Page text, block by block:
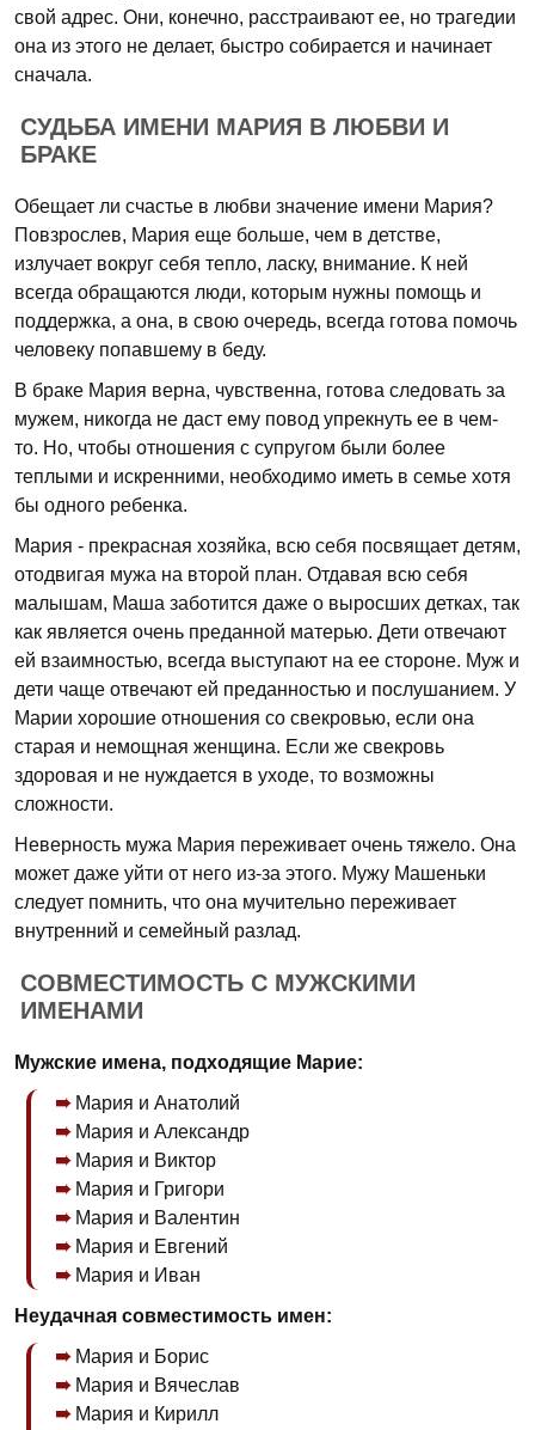
свой адрес. Они, конечно, расстраивают ее, но трагедии
она из этого не делает, быстро собирается и начинает
сначала.
СУДЬБА ИМЕНИ МАРИЯ В ЛЮБВИ И
БРАКЕ
Обещает ли счастье в любви значение имени Мария?
Повзрослев, Мария еще больше, чем в детстве,
излучает вокруг себя тепло, ласку, внимание. К ней
всегда обращаются люди, которым нужны помощь и
поддержка, а она, в свою очередь, всегда готова помочь
человеку попавшему в беду.
В браке Мария верна, чувственна, готова следовать за
мужем, никогда не даст ему повод упрекнуть ее в чем-
то. Но, чтобы отношения с супругом были более
теплыми и искренними, необходимо иметь в семье хотя
бы одного ребенка.
Мария - прекрасная хозяйка, всю себя посвящает детям,
отодвигая мужа на второй план. Отдавая всю себя
малышам, Маша заботится даже о выросших детках, так
как является очень преданной матерью. Дети отвечают
ей взаимностью, всегда выступают на ее стороне. Муж и
дети чаще отвечают ей преданностью и послушанием. У
Марии хорошие отношения со свекровью, если она
старая и немощная женщина. Если же свекровь
здоровая и не нуждается в уходе, то возможны
сложности.
Неверность мужа Мария переживает очень тяжело. Она
может даже уйти от него из-за этого. Мужу Машеньки
следует помнить, что она мучительно переживает
внутренний и семейный разлад.
СОВМЕСТИМОСТЬ С МУЖСКИМИ
ИМЕНАМИ
Мужские имена, подходящие Марие:
Мария и Анатолий
Мария и Александр
Мария и Виктор
Мария и Григори
Мария и Валентин
Мария и Евгений
Мария и Иван
Неудачная совместимость имен:
Мария и Борис
Мария и Вячеслав
Мария и Кирилл